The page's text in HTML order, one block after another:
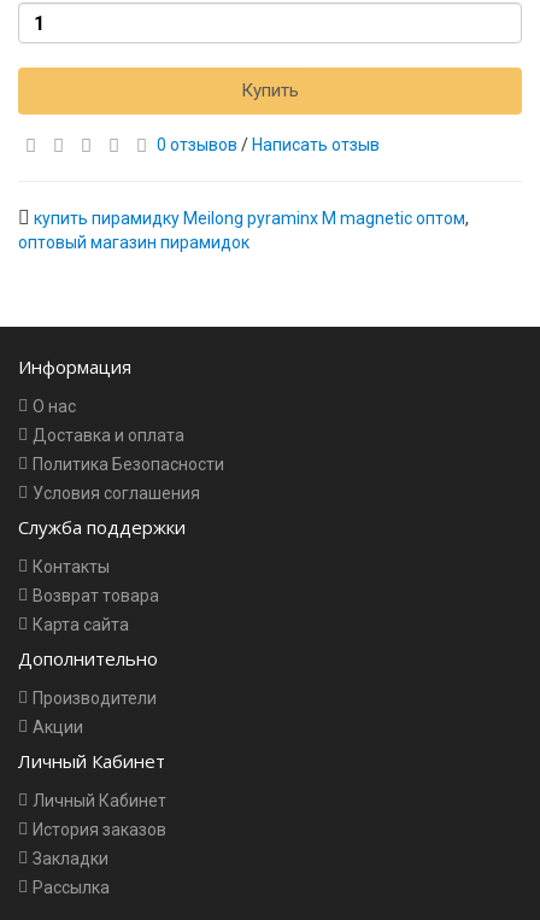
Купить
0 отзывов / Написать отзыв
купить пирамидку Meilong pyraminx M magnetic оптом,
оптовый магазин пирамидок
Информация
О нас
Доставка и оплата
Политика Безопасности
Условия соглашения
Служба поддержки
Контакты
Возврат товара
Карта сайта
Дополнительно
Производители
Акции
Личный Кабинет
Личный Кабинет
История заказов
Закладки
Рассылка